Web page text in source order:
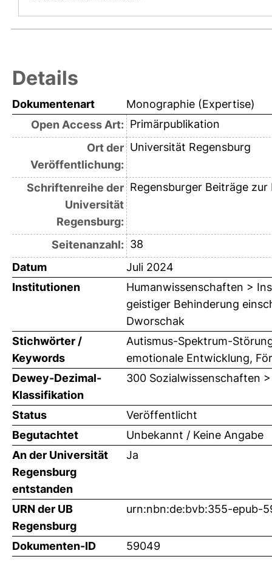
Details
Dokumentenart
Monographie (Expertise)
Open Access Art: Primärpublikation
Ort der
Veröffentlichung:
Universität Regensburg
Schriftenreihe der
Universität
Regensburg:
Regensburger Beiträge
Seitenanzahl: 38
Datum
Juli 2024
Institutionen
Humanwissenschaften >
geistiger Behinderung
Dworschak
Stichwörter /
Keywords
Autismus-Spektrum-
emotionale Entwicklung,
Dewey-Dezimal-
Klassifikation
300 Sozialwissenschaften
Status
Veröffentlicht
Begutachtet
Unbekannt / Keine Angabe
An der Universität
Regensburg
entstanden
Ja
URN der UB
Regensburg
urn:nbn:de:bvb:355-epub-
Dokumenten-ID 59049